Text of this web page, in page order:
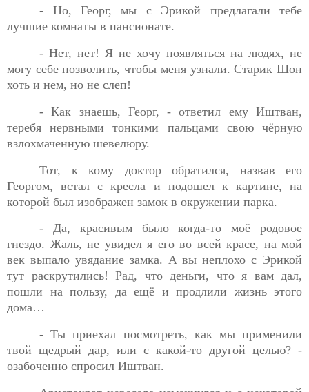
- Но, Георг, мы с Эрикой предлагали тебе
лучшие комнаты в пансионате.
- Нет, нет! Я не хочу появляться на людях, не
могу себепозволить, чтобы меня узнали. Старик Шон
хоть и нем, но не слеп!
- Как знаешь, Георг, - ответил ему Иштван,
теребянервными тонкими пальцами свою чёрную
взлохмаченную шевелюру.
Тот, к кому доктор обратился, назвав его
Георгом, встал скресла и подошел к картине, на
которой был изображен замок в окружении парка.
- Да, красивым было когда-то моё родовое
гнездо. Жаль, не увидел я его во всей красе, на мой
век выпало увядание замка. А вы неплохо с Эрикой
тут раскрутились! Рад, что деньги, что я вам дал,
пошли на пользу, да ещё и продлили жизнь этого
дома…
- Ты приехал посмотреть, как мы применили
твой щедрый дар, или с какой-то другой целью? -
озабоченно спросил Иштван.